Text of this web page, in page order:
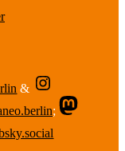
&
;